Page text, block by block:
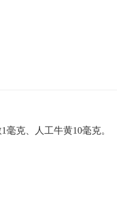
克、人工牛黄10毫克。